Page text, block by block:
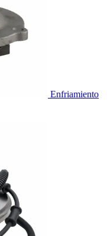
Enfriamiento